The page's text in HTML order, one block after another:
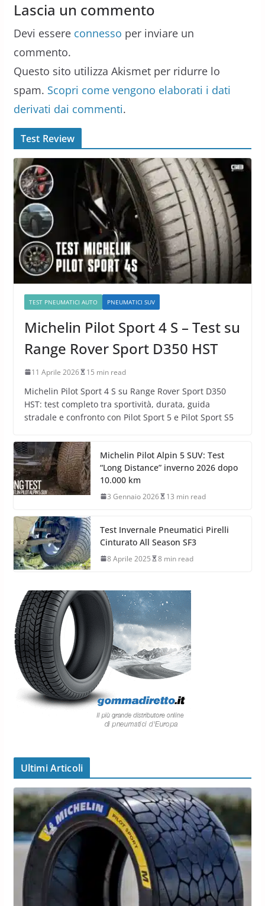
Lascia un commento
Devi essere connesso per inviare un
commento.
Questo sito utilizza Akismet per ridurre lo
spam. Scopri come vengono elaborati i dati
derivati dai commenti.
Test Review
TEST PNEUMATICI AUTO PNEUMATICI SUV
Michelin Pilot Sport 4 S – Test su
Range Rover Sport D350 HST
11 Aprile 2026 15 min read
Michelin Pilot Sport 4 S su Range Rover Sport D350
HST: test completo tra sportività, durata, guida
stradale e confronto con Pilot Sport 5 e Pilot Sport S5
Michelin Pilot Alpin 5 SUV: Test
“Long Distance” inverno 2026 dopo
10.000 km
3 Gennaio 2026 13 min read
Test Invernale Pneumatici Pirelli
Cinturato All Season SF3
8 Aprile 2025 8 min read
Ultimi Articoli